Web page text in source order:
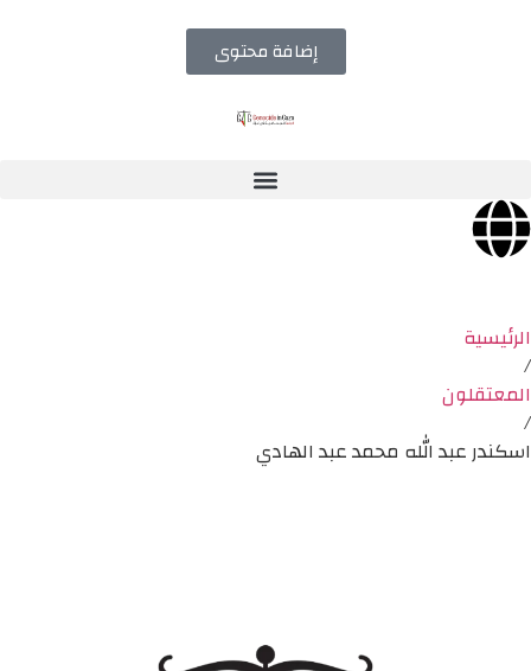
إضافة محتوى
الرئيسية
/
المعتقلون
/
اسكندر عبد الله محمد عبد الهادي